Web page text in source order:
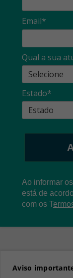
Email*
Qual a sua
Estado*
Ao informar
está de
com os T
Aviso